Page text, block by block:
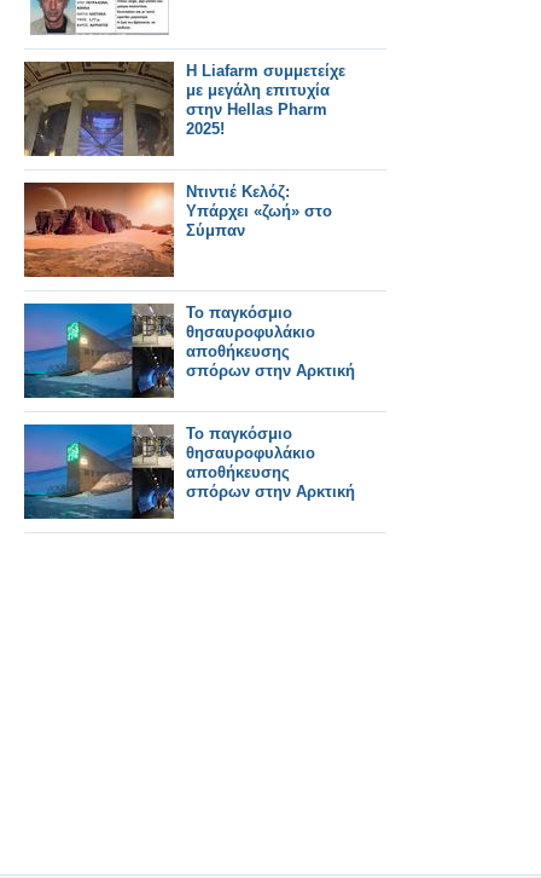
H Liafarm συμμετείχε
με μεγάλη επιτυχία
στην Hellas Pharm
2025!
Ντιντιέ Κελόζ:
Υπάρχει «ζωή» στο
Σύμπαν
Το παγκόσμιο
θησαυροφυλάκιο
αποθήκευσης
σπόρων στην Αρκτική
Το παγκόσμιο
θησαυροφυλάκιο
αποθήκευσης
σπόρων στην Αρκτική